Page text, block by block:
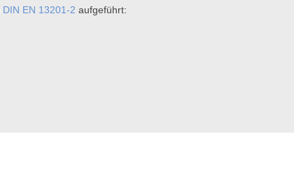
DIN EN 13201-2 aufgeführt: